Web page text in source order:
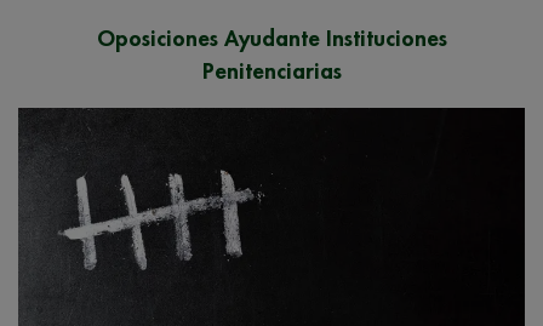
Oposiciones Ayudante Instituciones
Penitenciarias